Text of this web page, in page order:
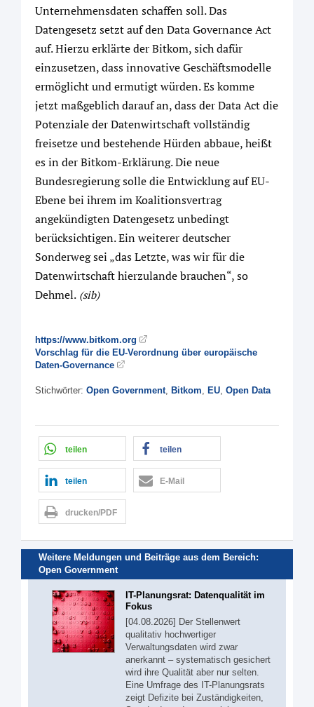
Unternehmensdaten schaffen soll. Das
Datengesetz setzt auf den Data Governance Act
auf. Hierzu erklärte der Bitkom, sich dafür
einzusetzen, dass innovative Geschäftsmodelle
ermöglicht und ermutigt würden. Es komme
jetzt maßgeblich darauf an, dass der Data Act die
Potenziale der Datenwirtschaft vollständig
freisetze und bestehende Hürden abbaue, heißt
es in der Bitkom-Erklärung. Die neue
Bundesregierung solle die Entwicklung auf EU-
Ebene bei ihrem im Koalitionsvertrag
angekündigten Datengesetz unbedingt
berücksichtigen. Ein weiterer deutscher
Sonderweg sei „das Letzte, was wir für die
Datenwirtschaft hierzulande brauchen“, so
Dehmel. (sib)
https://www.bitkom.org
Vorschlag für die EU-Verordnung über europäische
Daten-Governance
Stichwörter: Open Government, Bitkom, EU, Open Data
teilen teilen
teilen E-Mail
drucken/PDF
Weitere Meldungen und Beiträge aus dem Bereich:
Open Government
IT-Planungsrat: Datenqualität im
Fokus
[04.08.2026] Der Stellenwert
qualitativ hochwertiger
Verwaltungsdaten wird zwar
anerkannt – systematisch gesichert
wird ihre Qualität aber nur selten.
Eine Umfrage des IT-Planungsrats
zeigt Defizite bei Zuständigkeiten,